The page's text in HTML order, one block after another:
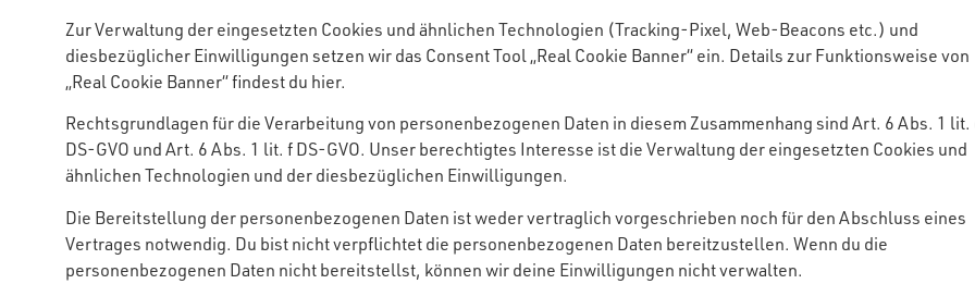
Zur Verwaltung der eingesetzten Cookies und ähnlichen Technologien (Tracking-Pixel, Web-Beacons etc.) und
diesbezüglicher Einwilligungen setzen wir das Consent Tool „Real Cookie Banner“ ein. Details zur Funktionsweise von
„Real Cookie Banner“ findest du hier.
Rechtsgrundlagen für die Verarbeitung von personenbezogenen Daten in diesem Zusammenhang sind Art. 6 Abs. 1 lit.
DS-GVO und Art. 6 Abs. 1 lit. f DS-GVO. Unser berechtigtes Interesse ist die Verwaltung der eingesetzten Cookies und
ähnlichen Technologien und der diesbezüglichen Einwilligungen.
Die Bereitstellung der personenbezogenen Daten ist weder vertraglich vorgeschrieben noch für den Abschluss eines
Vertrages notwendig. Du bist nicht verpflichtet die personenbezogenen Daten bereitzustellen. Wenn du die
personenbezogenen Daten nicht bereitstellst, können wir deine Einwilligungen nicht verwalten.